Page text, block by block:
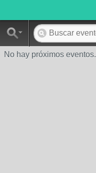
No hay próximos eventos.